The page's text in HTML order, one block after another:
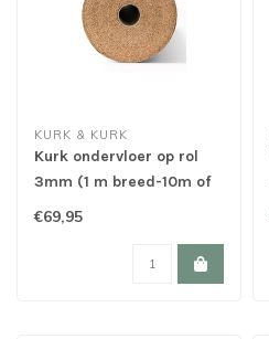
KURK & KURK
Kurk ondervloer op rol
3mm (1 m breed-10m of
20m of 30m lang)
€69,95